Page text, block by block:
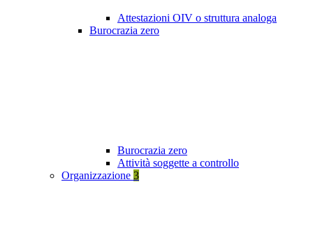
Attestazioni OIV o struttura analoga
Burocrazia zero
Burocrazia zero
Attività soggette a controllo
Organizzazione 3